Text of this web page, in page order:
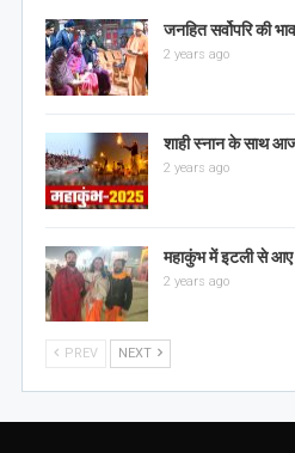
जनहित सर्वोपरि की
2 years ago
शाही स्नान के साथ
2 years ago
महाकुंभ में इटली से आए
2 years ago
PREV NEXT